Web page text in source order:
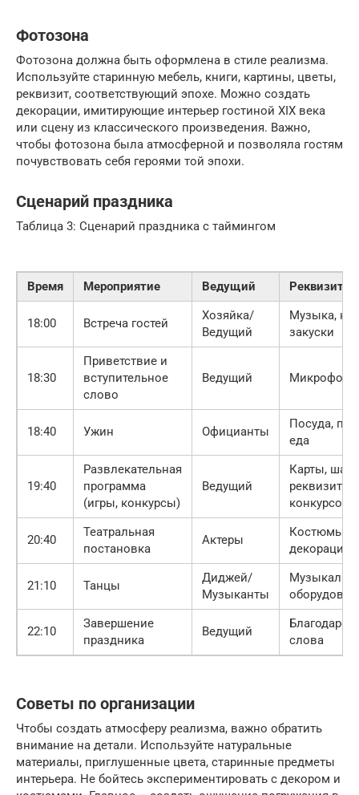
Фотозона
Фотозона должна быть оформлена в стиле реализма.
Используйте старинную мебель, книги, картины, цветы,
реквизит, соответствующий эпохе. Можно создать
декорации, имитирующие интерьер гостиной XIX века
или сцену из классического произведения. Важно,
чтобы фотозона была атмосферной и позволяла гостям
почувствовать себя героями той эпохи.
Сценарий праздника
Таблица 3: Сценарий праздника с таймингом
Время Мероприятие Ведущий Реквизит
18:00 Встреча гостей
Хозяйка/
Ведущий
Музыка,
закуски
18:30
Приветствие и
вступительное
слово
Ведущий Микрофон
18:40 Ужин Официанты
Посуда,
еда
19:40
Развлекательная
программа
(игры, конкурсы)
Ведущий
Карты,
реквизит
конкурсов
20:40
Театральная
постановка
Актеры
Костюмы,
декорации
21:10 Танцы
Диджей/
Музыканты
22:10
Завершение
праздника
Ведущий
слова
Советы по организации
Чтобы создать атмосферу реализма, важно обратить
внимание на детали. Используйте натуральные
материалы, приглушенные цвета, старинные предметы
интерьера. Не бойтесь экспериментировать с декором и